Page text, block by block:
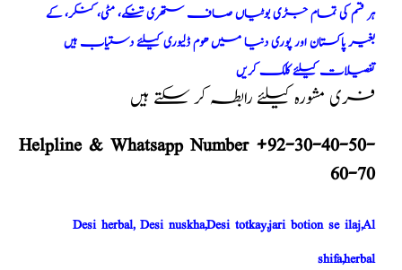
ہر قسم کی تمام جڑی بوٹیاں صاف ستھری تنکے، مٹی، کنکر، کے
بغیر پاکستان اور پوری دنیا میں ھوم ڈلیوری کیلئے دستیاب ہیں
تفصیلات کیلئے کلک کریں
فری مشورہ کیلئے رابطہ کر سکتے ہیں
Helpline & Whatsapp Number +92-30-40-50-
60-70
Desi herbal, Desi nuskha,Desi totkay,jari botion se ilaj,Al
shifa,herbal